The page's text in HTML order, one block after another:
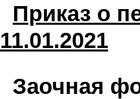
Приказ о
11.01.2021
Заочная